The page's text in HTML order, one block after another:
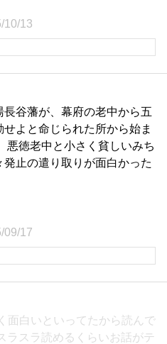
10/13
長谷藩が、幕府の老中から五
せよと命じられた所から始ま
悪徳老中と小さく貧しいみち
止の遣り取りが面白かった
09/17
面白いといってたから読んで
ラスラ読めるくらいお話がテ